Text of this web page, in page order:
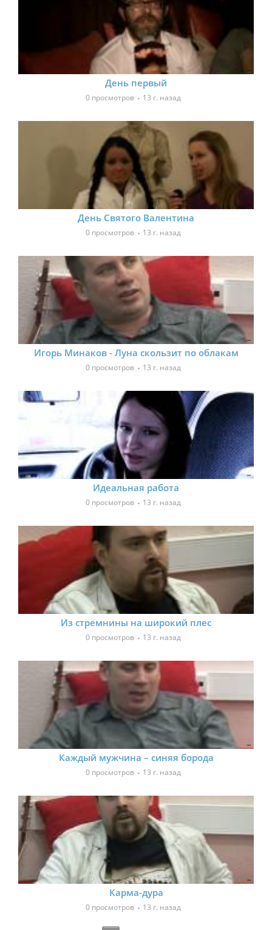
День первый
0 просмотров 13 г. назад
День Святого Валентина
0 просмотров 13 г. назад
Игорь Минаков - Луна скользит по облакам
0 просмотров 13 г. назад
Идеальная работа
0 просмотров 13 г. назад
Из стремнины на широкий плес
0 просмотров 13 г. назад
Каждый мужчина – синяя борода
0 просмотров 13 г. назад
Карма-дура
0 просмотров 13 г. назад